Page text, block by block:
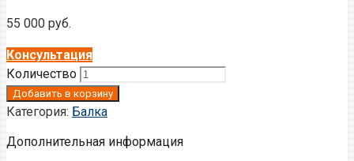
55 000 руб.
Консультация
Количество
Добавить в корзину
Категория: Балка
Дополнительная информация